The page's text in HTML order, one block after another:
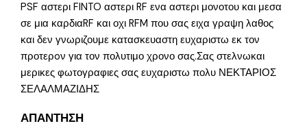
PSF αστερι FINTO αστερι RF ενα αστερι μονοτου και μεσα
σε μια καρδιαRF και οχι RFM που σας ειχα γραψη λαθος
και δεν γνωριζουμε κατασκευαστη ευχαριστω εκ τον
προτερoν για τον πολυτιμο χρονο σας.Σας στελνωκαι
μερικες φωτογραφιες σας ευχαριστω πολυ ΝΕΚΤΑΡΙΟΣ
ΣΕΛΑΛΜΑΖΙΔΗΣ
ΑΠΑΝΤΗΣΗ